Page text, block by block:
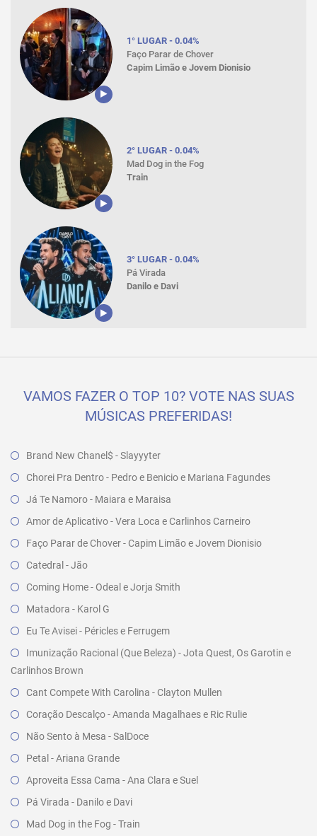
1° LUGAR - 0.04%
Faço Parar de Chover
Capim Limão e Jovem Dionisio
2° LUGAR - 0.04%
Mad Dog in the Fog
Train
3° LUGAR - 0.04%
Pá Virada
Danilo e Davi
VAMOS FAZER O TOP 10? VOTE NAS SUAS
MÚSICAS PREFERIDAS!
Brand New Chanel$ - Slayyyter
Chorei Pra Dentro - Pedro e Benicio e Mariana Fagundes
Já Te Namoro - Maiara e Maraisa
Amor de Aplicativo - Vera Loca e Carlinhos Carneiro
Faço Parar de Chover - Capim Limão e Jovem Dionisio
Catedral - Jão
Coming Home - Odeal e Jorja Smith
Matadora - Karol G
Eu Te Avisei - Péricles e Ferrugem
Imunização Racional (Que Beleza) - Jota Quest, Os Garotin e
Carlinhos Brown
Cant Compete With Carolina - Clayton Mullen
Coração Descalço - Amanda Magalhaes e Ric Rulie
Não Sento à Mesa - SalDoce
Petal - Ariana Grande
Aproveita Essa Cama - Ana Clara e Suel
Pá Virada - Danilo e Davi
Mad Dog in the Fog - Train